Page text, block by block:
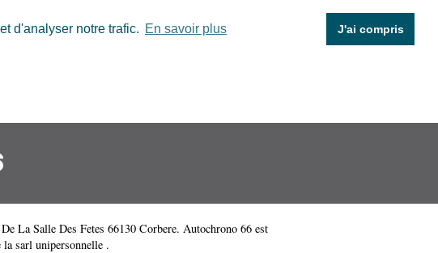
d'analyser notre trafic. En savoir plus J'ai compris
La Salle Des Fetes 66130 Corbere. Autochrono 66 est
sarl unipersonnelle .